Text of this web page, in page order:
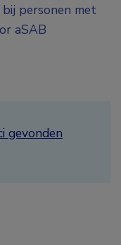
personen met
aSAB
gevonden